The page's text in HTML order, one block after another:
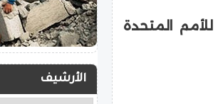
المتحدة
الأرشيف